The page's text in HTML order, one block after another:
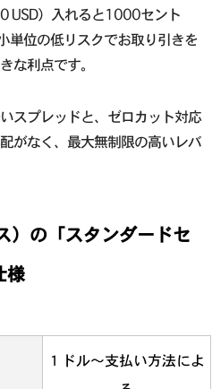
USD）入れると1000セント
単位の低リスクでお取り引きを
な利点です。
スプレッドと、ゼロカット対応
がなく、最大無制限の高いレバ
）の「スタンダードセ
様
１ドル〜支払い方法によ